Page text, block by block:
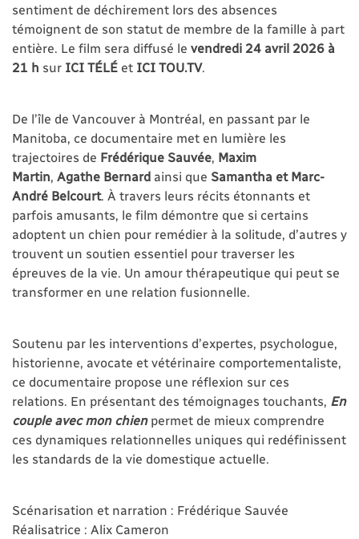
sentiment de déchirement lors des absences
témoignent de son statut de membre de la famille à part
entière. Le film sera diffusé le vendredi 24 avril 2026 à
21 h sur ICI TÉLÉ et ICI TOU.TV.
De l’île de Vancouver à Montréal, en passant par le
Manitoba, ce documentaire met en lumière les
trajectoires de Frédérique Sauvée Maxim
Martin Agathe Bernard ainsi que Samantha et Marc-
André Belcourt. À travers leurs récits étonnants et
parfois amusants, le film démontre que si certains
adoptent un chien pour remédier à la solitude, d’autres y
trouvent un soutien essentiel pour traverser les
épreuves de la vie. Un amour thérapeutique qui peut se
transformer en une relation fusionnelle.
Soutenu par les interventions d’expertes, psychologue,
historienne, avocate et vétérinaire comportementaliste,
ce documentaire propose une réflexion sur ces
relations. En présentant des témoignages touchants, En
couple avec mon chien permet de mieux comprendre
ces dynamiques relationnelles uniques qui redéfinissent
les standards de la vie domestique actuelle.
Scénarisation et narration : Frédérique Sauvée
Réalisatrice : Alix Cameron